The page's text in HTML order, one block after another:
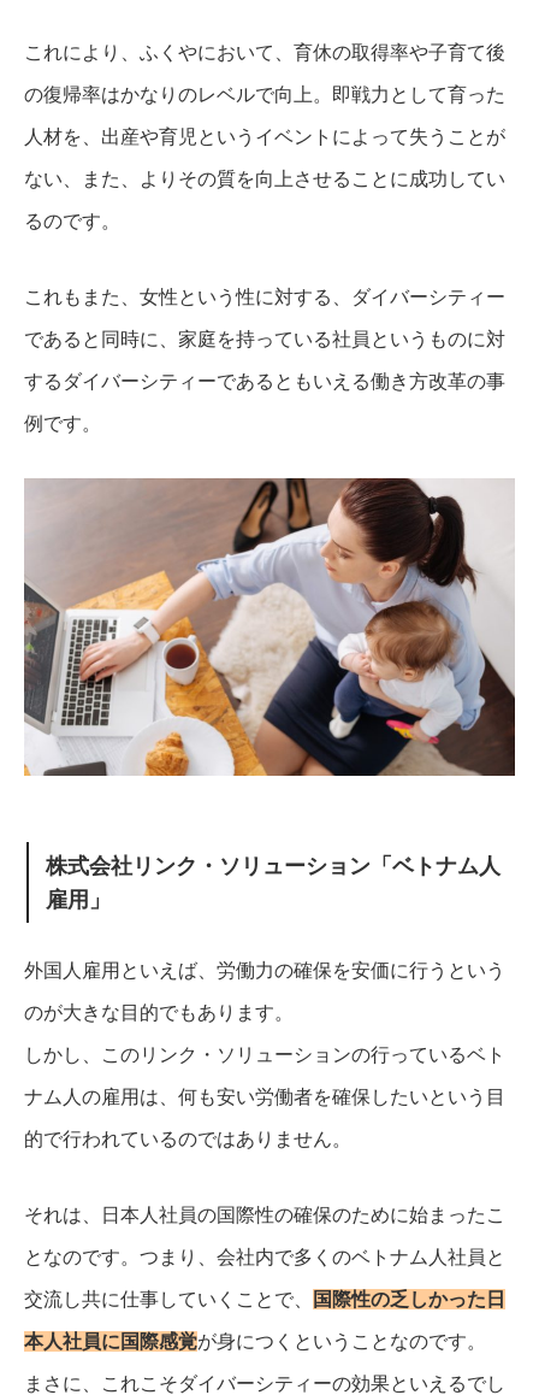
これにより、ふくやにおいて、育休の取得率や子育て後
の復帰率はかなりのレベルで向上。 即戦力として育った
人材を、出産や育児というイベントによって失うことが
ない、また、よりその質を向上させることに成功してい
るのです。
これもまた、女性という性に対する、ダイバーシティー
であると同時に、家庭を持っている社員というものに対
するダイバーシティーであるともいえる働き方改革の事
例です。
株式会社リンク・ソリューション「ベトナム人
雇用」
外国人雇用といえば、労働力の確保を安価に行うという
のが大きな目的でもあります。
しかし、このリンク・ソリューションの行っているベト
ナム人の雇用は、何も安い労働者を確保したいという目
的で行われているのではありません。
それは、日本人社員の国際性の確保のために始まったこ
となのです。 つまり、会社内で多くのベトナム人社員と
交流し共に仕事していくことで、 国際性の乏しかった日
本人社員に国際感覚が身につくということなのです。
まさに、これこそダイバーシティーの効果といえるでし